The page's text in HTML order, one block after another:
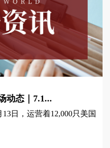
动态｜7.1...
13日，运营着12,000只美国